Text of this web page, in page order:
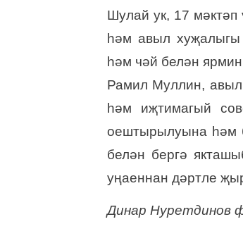
Шулай ук, 17
һәм авыл хуҗалыгы
һәм чәй белән
Рамил Муллин, авыл
һәм иҗтимагый
оештырылуына һәм
белән бергә
уңаеннан дәртле
Динар Нуретдинов